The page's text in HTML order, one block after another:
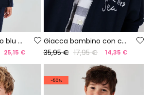
Blazer da bambino blu navy
25,15 €
Giacca bambino con cappuccio blu scuro
35,95 € 17,95 € 14,35 €
-50%